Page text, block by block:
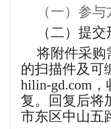
（一）参
（二） 提交
将附件采购
的扫描件及可
hilin-gd.com
复。回复后将
市东区中山五